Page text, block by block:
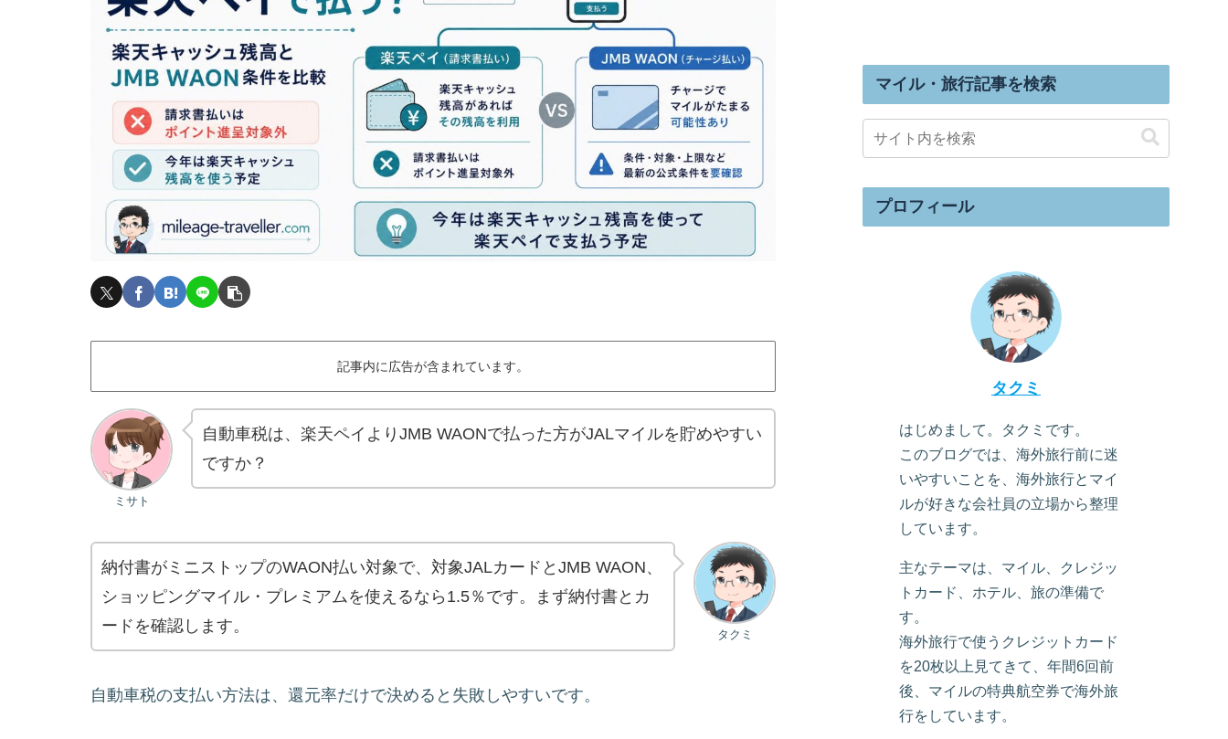
記事内に広告が含まれています。
ミサト
自動車税は、楽天ペイよりJMB WAONで払った方がJALマイルを貯めやすい
ですか？
タクミ
納付書がミニストップのWAON払い対象で、対象JALカードとJMB WAON、
ショッピングマイル・プレミアムを使えるなら1.5％です。まず納付書とカ
ードを確認します。
自動車税の支払い方法は、還元率だけで決めると失敗しやすいです。
マイル・旅行記事を検索
プロフィール
タクミ
はじめまして。タクミです。
このブログでは、海外旅行前に迷
いやすいことを、海外旅行とマイ
ルが好きな会社員の立場から整理
しています。
主なテーマは、マイル、クレジッ
トカード、ホテル、旅の準備で
す。
海外旅行で使うクレジットカード
を20枚以上見てきて、年間6回前
後、マイルの特典航空券で海外旅
行をしています。